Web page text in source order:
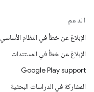
الدعم
الإبلاغ عن خطأ في النظام الأساسي
الإبلاغ عن خطأ في المستندات
Google Play support
المشاركة في الدراسات البحثية